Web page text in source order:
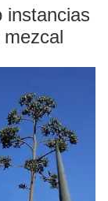
instancias